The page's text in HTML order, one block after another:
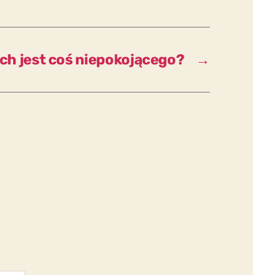
→
jest coś niepokojącego?